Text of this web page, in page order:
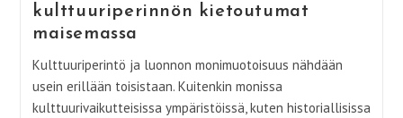
kulttuuriperinnön kietoutumat
maisemassa
Kulttuuriperintö ja luonnon monimuotoisuus nähdään
usein erillään toisistaan. Kuitenkin monissa
kulttuurivaikutteisissa ympäristöissä, kuten historiallisissa